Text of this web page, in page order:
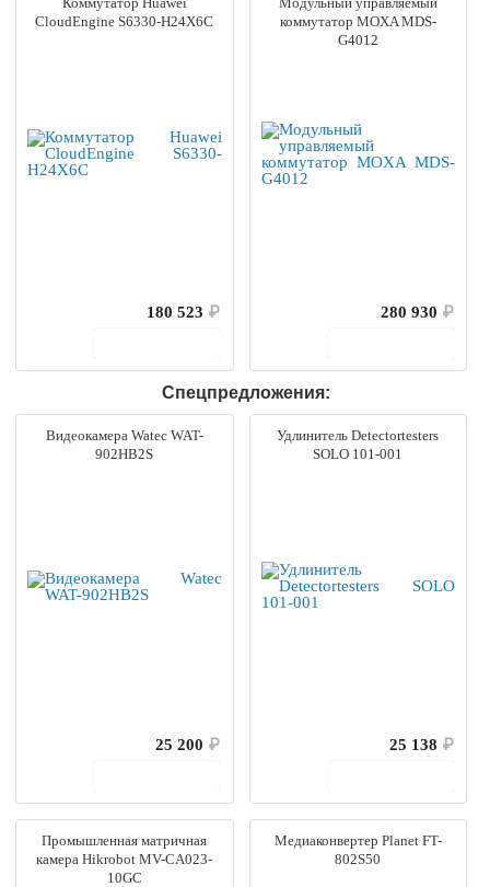
CloudEngine S6330-H24X6C
180 523 ₽
коммутатор MOXA MDS-
G4012
280 930 ₽
Спецпредложения:
Видеокамера Watec WAT-
902HB2S
25 200 ₽
Удлинитель Detectortesters
SOLO 101-001
25 138 ₽
Промышленная матричная
камера Hikrobot MV-CA023-
10GC
Медиаконвертер Planet FT-
802S50